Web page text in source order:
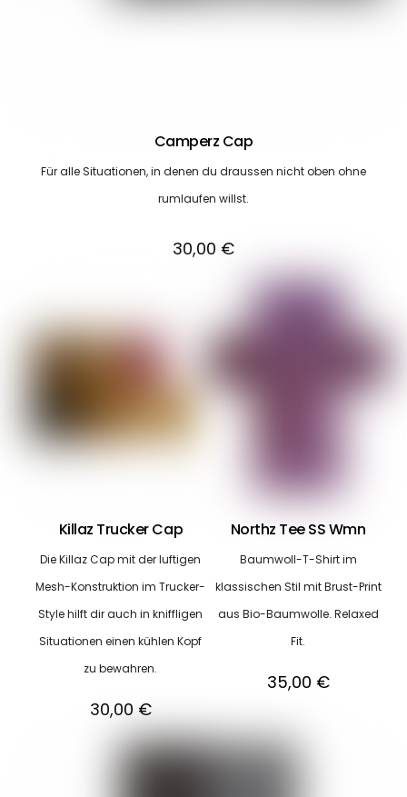
Camperz Cap
Für alle Situationen, in denen du draussen nicht oben ohne
rumlaufen willst.
30,00 €
Killaz Trucker Cap
Die Killaz Cap mit der luftigen
Mesh-Konstruktion im Trucker-
Style hilft dir auch in kniffligen
Situationen einen kühlen Kopf
zu bewahren.
30,00 €
Northz Tee SS Wmn
Baumwoll-T-Shirt im
klassischen Stil mit Brust-Print
aus Bio-Baumwolle. Relaxed
Fit.
35,00 €